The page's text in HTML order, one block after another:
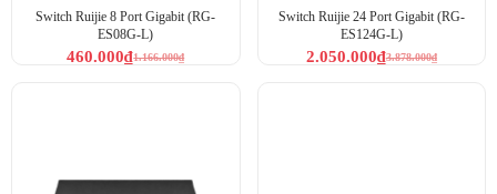
Switch Ruijie 8 Port Gigabit (RG-
ES08G-L)
1.166.000₫
460.000₫
Switch Ruijie 24 Port Gigabit (RG-
ES124G-L)
3.878.000₫
2.050.000₫